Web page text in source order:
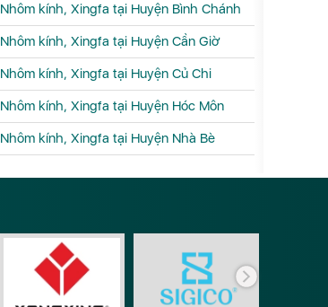
Nhôm kính, Xingfa tại Huyện Bình Chánh
Nhôm kính, Xingfa tại Huyện Cần Giờ
Nhôm kính, Xingfa tại Huyện Củ Chi
Nhôm kính, Xingfa tại Huyện Hóc Môn
Nhôm kính, Xingfa tại Huyện Nhà Bè